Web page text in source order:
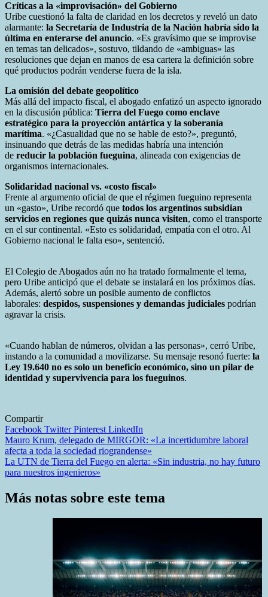
Críticas a la «improvisación» del Gobierno
Uribe cuestionó la falta de claridad en los decretos y reveló un dato
alarmante: la Secretaría de Industria de la Nación habría sido la
última en enterarse del anuncio. «Es gravísimo que se improvise
en temas tan delicados», sostuvo, tildando de «ambiguas» las
resoluciones que dejan en manos de esa cartera la definición sobre
qué productos podrán venderse fuera de la isla.
La omisión del debate geopolítico
Más allá del impacto fiscal, el abogado enfatizó un aspecto ignorado
en la discusión pública: Tierra del Fuego como enclave
estratégico para la proyección antártica y la soberanía
marítima. «¿Casualidad que no se hable de esto?», preguntó,
insinuando que detrás de las medidas habría una intención
de reducir la población fueguina, alineada con exigencias de
organismos internacionales.
Solidaridad nacional vs. «costo fiscal»
Frente al argumento oficial de que el régimen fueguino representa
un «gasto», Uribe recordó que todos los argentinos subsidian
servicios en regiones que quizás nunca visiten, como el transporte
en el sur continental. «Esto es solidaridad, empatía con el otro. Al
Gobierno nacional le falta eso», sentenció.
El Colegio de Abogados aún no ha tratado formalmente el tema,
pero Uribe anticipó que el debate se instalará en los próximos días.
Además, alertó sobre un posible aumento de conflictos
laborales: despidos, suspensiones y demandas judiciales podrían
agravar la crisis.
«Cuando hablan de números, olvidan a las personas», cerró Uribe,
instando a la comunidad a movilizarse. Su mensaje resonó fuerte: la
Ley 19.640 no es solo un beneficio económico, sino un pilar de
identidad y supervivencia para los fueguinos.
Compartir
Facebook TwitterPinterest LinkedIn
Navegación
de
entradas
Mauro Krum, delegado de MIRGOR: «La incertidumbre laboral
afecta a toda la sociedad riograndense»
La UTN de Tierra del Fuego en alerta: «Sin industria, no hay futuro
para nuestros ingenieros»
Más notas sobre este tema